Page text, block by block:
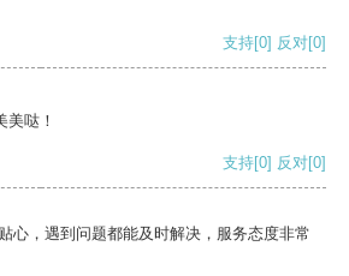
支持[0] 反对[0]
美哒！
支持[0] 反对[0]
心，遇到问题都能及时解决，服务态度非常